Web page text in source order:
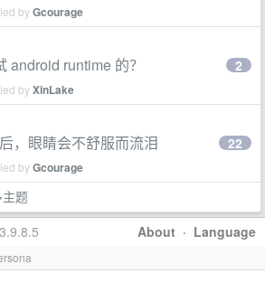
byGcourage
android runtime 的？
byXinLake
2
，眼睛会不舒服而流泪
byGcourage
22
题
About · Language